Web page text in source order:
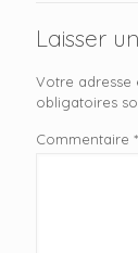
Laisser
Votre adresse
obligatoires
Commentaire *